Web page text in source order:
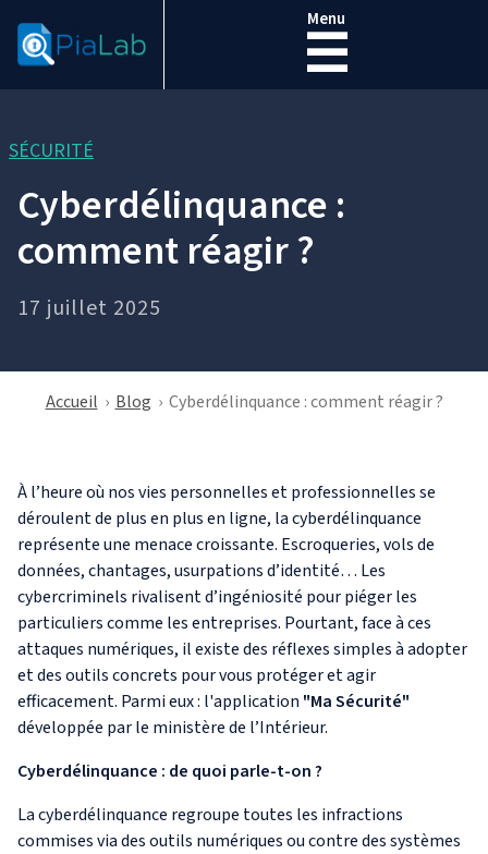
Menu
☰
SÉCURITÉ
Cyberdélinquance :
comment réagir ?
17 juillet 2025
Accueil › Blog › Cyberdélinquance : comment réagir ?
À l’heure où nos vies personnelles et professionnelles se
déroulent de plus en plus en ligne, la cyberdélinquance
représente une menace croissante. Escroqueries, vols de
données, chantages, usurpations d’identité… Les
cybercriminels rivalisent d’ingéniosité pour piéger les
particuliers comme les entreprises. Pourtant, face à ces
attaques numériques, il existe des réflexes simples à adopter
et des outils concrets pour vous protéger et agir
efficacement. Parmi eux : l'application "Ma Sécurité"
développée par le ministère de l’Intérieur.
Cyberdélinquance : de quoi parle-t-on ?
La cyberdélinquance regroupe toutes les infractions
commises via des outils numériques ou contre des systèmes